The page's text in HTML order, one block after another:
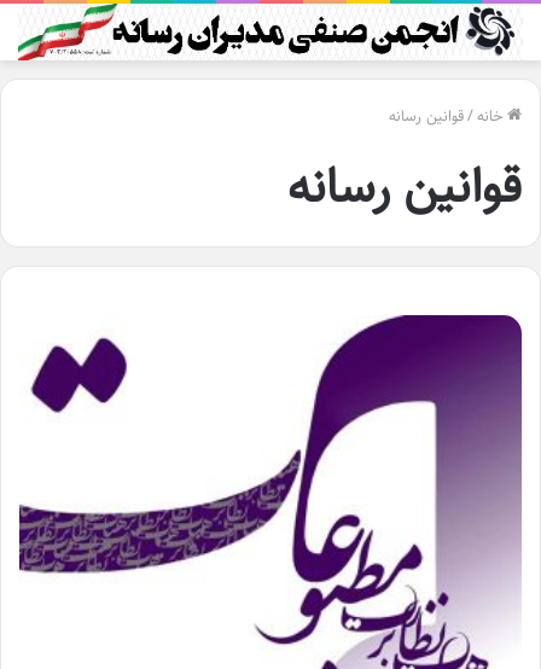
خانه/قوانین رسانه
قوانین رسانه